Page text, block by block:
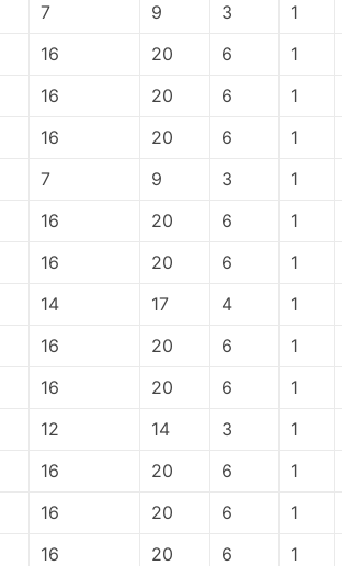
7 9 3 1
16 20 6 1
16 20 6 1
16 20 6 1
7 9 3 1
16 20 6 1
16 20 6 1
14 17 4 1
16 20 6 1
16 20 6 1
12 14 3 1
16 20 6 1
16 20 6 1
16 20 6 1